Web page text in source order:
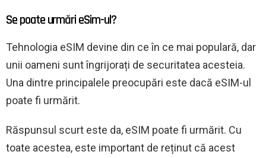
Se poate urmări eSim-ul?
Tehnologia eSIM devine din ce în ce mai populară, dar
unii oameni sunt îngrijorați de securitatea acesteia.
Una dintre principalele preocupări este dacă eSIM-ul
poate fi urmărit.
Răspunsul scurt este da, eSIM poate fi urmărit. Cu
toate acestea, este important de reținut că acest